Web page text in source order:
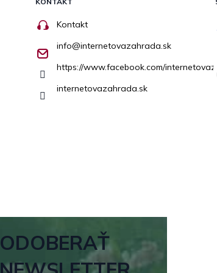
Kontakt
info@internetovazahrada.sk
https://www.facebook.com/
internetovazahrada.sk
ODOBERAŤ